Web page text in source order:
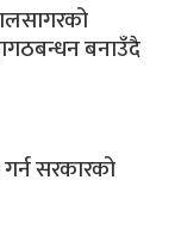
बनाउँदै
सरकारको